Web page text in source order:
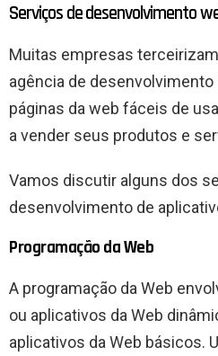
Serviços de desenvolvimento
Muitas empresas
agência de
páginas da web fáceis de
a vender seus produtos e
Vamos discutir alguns dos
desenvolvimento de
Programação da Web
A programação da Web
ou aplicativos da Web
aplicativos da Web básicos.